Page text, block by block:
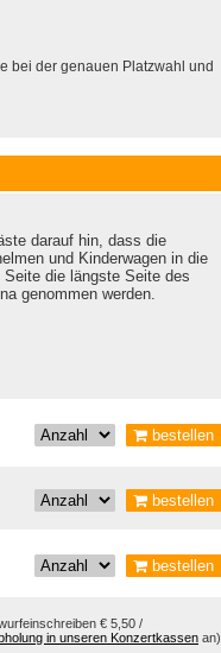
bei der genauen Platzwahl und
darauf hin, dass die
und Kinderwagen in die
die längste Seite des
genommen werden.
bestellen
bestellen
bestellen
€ 5,50 /
in unseren Konzertkassen an)